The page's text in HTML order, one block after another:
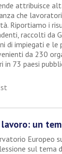
attribuisce
che
Riportiamo i
raccolti da
di impiegati e le
da 230
73 paesi
un
Europeo
sul tema